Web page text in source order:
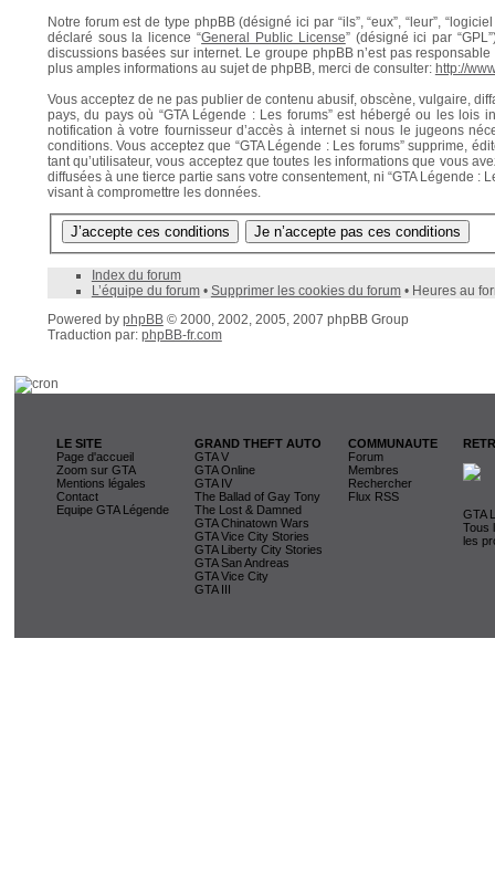
Notre forum est de type phpBB (désigné ici par “ils”, “eux”, “leur”,
déclaré sous la licence “General Public License” (désigné ici par
discussions basées sur internet. Le groupe phpBB n’est pas
plus amples informations au sujet de phpBB, merci de consulter: http://
Vous acceptez de ne pas publier de contenu abusif, obscène, vulgaire,
pays, du pays où “GTA Légende : Les forums” est hébergé ou les
notification à votre fournisseur d’accès à internet si nous le jugeons
conditions. Vous acceptez que “GTA Légende : Les forums” supprime,
tant qu’utilisateur, vous acceptez que toutes les informations que vous
diffusées à une tierce partie sans votre consentement, ni “GTA Légende
visant à compromettre les données.
Index du forum
L’équipe du forum• Supprimer les cookies du forum• Heures au
Powered by phpBB© 2000, 2002, 2005, 2007 phpBB Group
Traduction par: phpBB-fr.com
LE SITE
Page d'accueil
Zoom sur GTA
Mentions légales
Contact
Equipe GTA Légende
GRAND THEFT AUTO
GTA V
GTA Online
GTA IV
The Ballad of Gay Tony
The Lost & Damned
GTA Chinatown Wars
GTA Vice City Stories
GTA Liberty City Stories
GTA San Andreas
GTA Vice City
GTA III
COMMUNAUTE
Forum
Membres
Rechercher
Flux RSS
GTA
Tous
les